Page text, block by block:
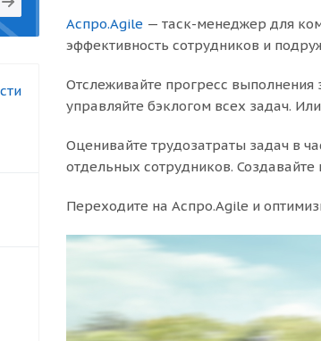
Аспро.Agile — таск-менеджер для
эффективность сотрудников и
Отслеживайте прогресс
управляйте бэклогом всех задач.
Оценивайте трудозатраты задач в
отдельных сотрудников.
Переходите на Аспро.Agile и